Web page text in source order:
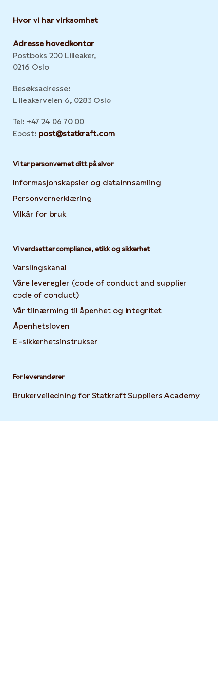
Hvor vi har virksomhet
Adresse hovedkontor
Postboks 200 Lilleaker,
0216 Oslo
Besøksadresse:
Lilleakerveien 6, 0283 Oslo
Tel: +47 24 06 70 00
Epost: post@statkraft.com
Vi tar personvernet ditt på alvor
Informasjonskapsler og datainnsamling
Personvernerklæring
Vilkår for bruk
Vi verdsetter compliance, etikk og sikkerhet
Varslingskanal
Våre leveregler (code of conduct and supplier
code of conduct)
Vår tilnærming til åpenhet og integritet
Åpenhetsloven
El-sikkerhetsinstrukser
For leverandører
Brukerveiledning for Statkraft Suppliers Academy